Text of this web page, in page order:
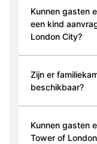
Kunnen gasten
een kind
London City?
Zijn er
beschikbaar?
Kunnen gasten
Tower of